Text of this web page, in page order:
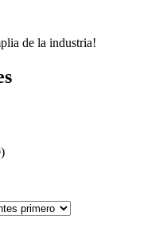
de la industria!